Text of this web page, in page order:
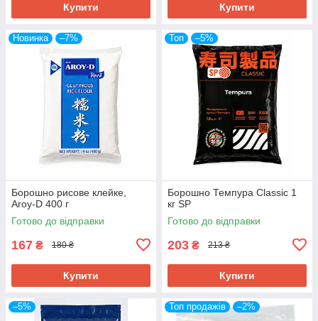
Купити Купити
Новинка –7%
Борошно рисове клейке,
Aroy-D 400 г
Готово до відправки
167 ₴ 180 ₴
Купити
Топ –5%
Борошно Темпура Classic 1
кг SP
Готово до відправки
203 ₴ 213 ₴
Купити
–5% Топ продажів –2%